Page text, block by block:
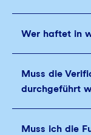
Wer haftet in
Muss die
durchgeführt
Muss ich die